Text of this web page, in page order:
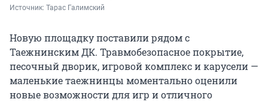
Источник: Тарас Галимский
Новую площадку поставили рядом с
Таежнинским ДК. Травмобезопасное покрытие,
песочный дворик, игровой комплекс и карусели —
маленькие таежнинцы моментально оценили
новые возможности для игр и отличного